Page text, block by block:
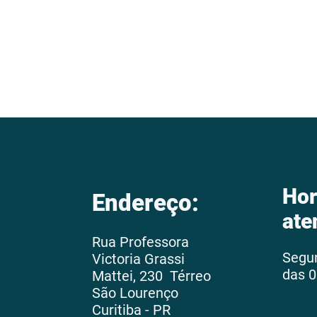
Endereço:
Rua Professora
Victoria Grassi
Mattei, 230 Térreo
São Lourenço
Curitiba - PR
das